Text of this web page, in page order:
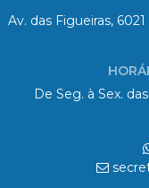
Av. das Figueiras,
De Seg. à Sex.